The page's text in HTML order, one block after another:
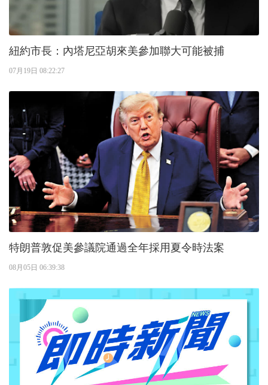
紐約市長：內塔尼亞胡來美參加聯大可能被捕
07月19日 08:22:27
特朗普敦促美參議院通過全年採用夏令時法案
08月05日 06:39:38